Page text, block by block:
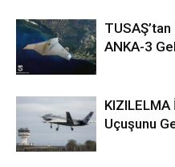
ANKA-3
KIZILELMA
Uçuşunu